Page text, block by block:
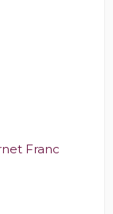
Franc